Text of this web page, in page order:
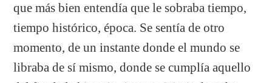
que más bien entendía que le sobraba tiempo,
tiempo histórico, época. Se sentía de otro
momento, de un instante donde el mundo se
libraba de sí mismo, donde se cumplía aquello